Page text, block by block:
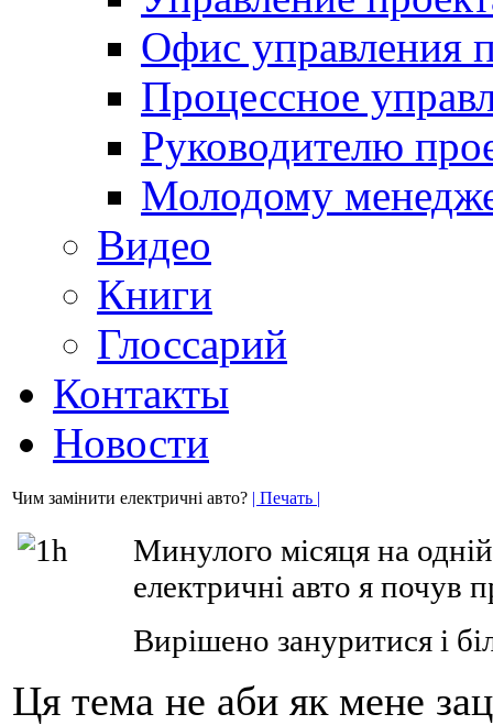
Офис управления
Процессное
Руководителю
Молодому
Видео
Книги
Глоссарий
Контакты
Новости
Чим замінити електричні авто? | Печать |
Минулого місяця на
електричні авто я
Вирішено зануритися і
Ця тема не аби як мене